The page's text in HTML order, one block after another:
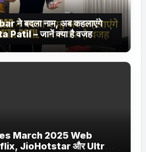
ने बदला नाम, अब कहलाएंगे
Patil – जानें क्या है वजह
March 2025 Web